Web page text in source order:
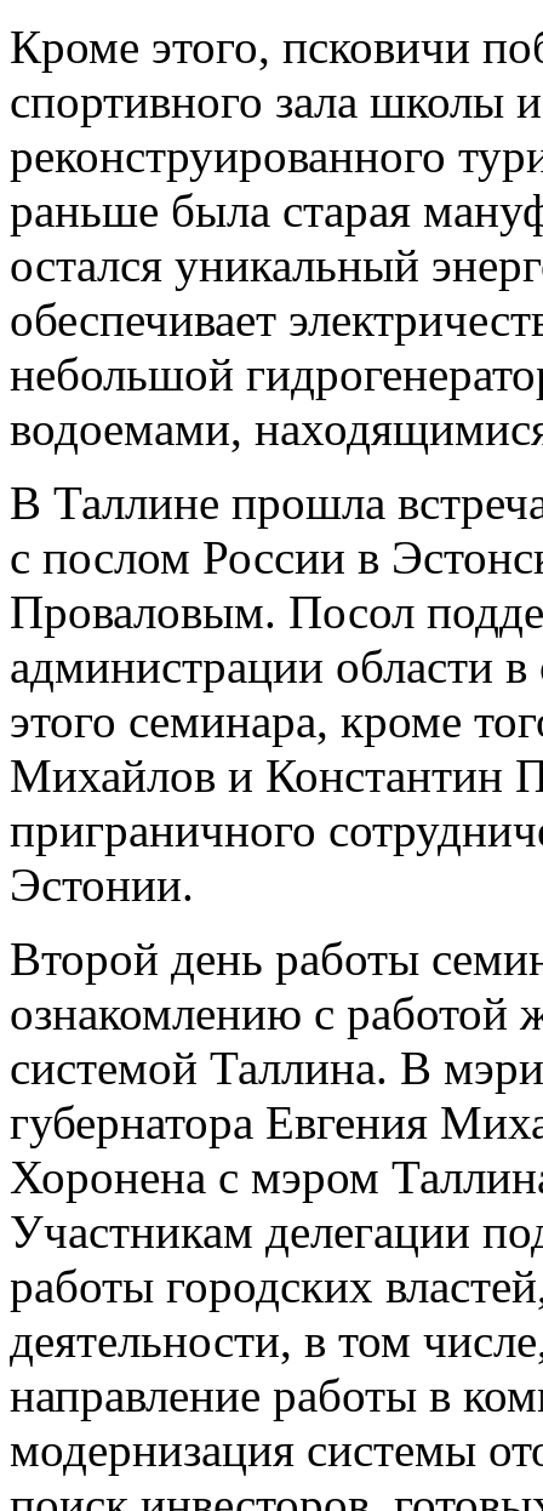
Кроме этого, псковичи
спортивного зала школы
реконструированного
раньше была старая
остался уникальный
обеспечивает
небольшой
водоемами,
В Таллине прошла
с послом России в
Проваловым. Посол
администрации области
этого семинара, кроме
Михайлов и Константин
приграничного
Эстонии.
Второй день работы
ознакомлению с
системой Таллина. В
губернатора Евгения
Хоронена с мэром
Участникам делегации
работы городских
деятельности, в том
направление работы в
модернизация системы